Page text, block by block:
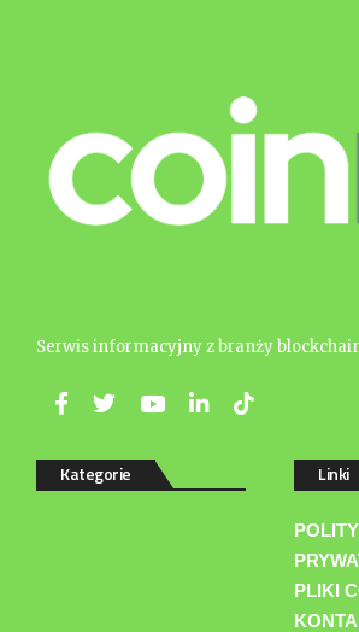
Serwis informacyjny z branży
Kategorie Linki
PLIKI